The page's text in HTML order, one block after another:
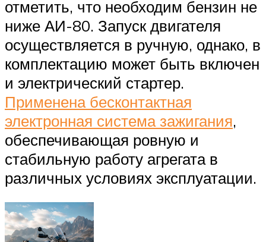
отметить, что необходим бензин не
ниже АИ-80. Запуск двигателя
осуществляется в ручную, однако, в
комплектацию может быть включен
и электрический стартер.
Применена бесконтактная
электронная система зажигания,
обеспечивающая ровную и
стабильную работу агрегата в
различных условиях эксплуатации.